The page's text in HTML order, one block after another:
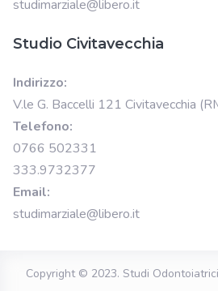
studimarziale@libero.it
Studio Civitavecchia
Indirizzo:
V.le G. Baccelli 121 Civitavecchia
Telefono:
0766 502331
333.9732377
Email:
studimarziale@libero.it
Copyright © 2023. Studi